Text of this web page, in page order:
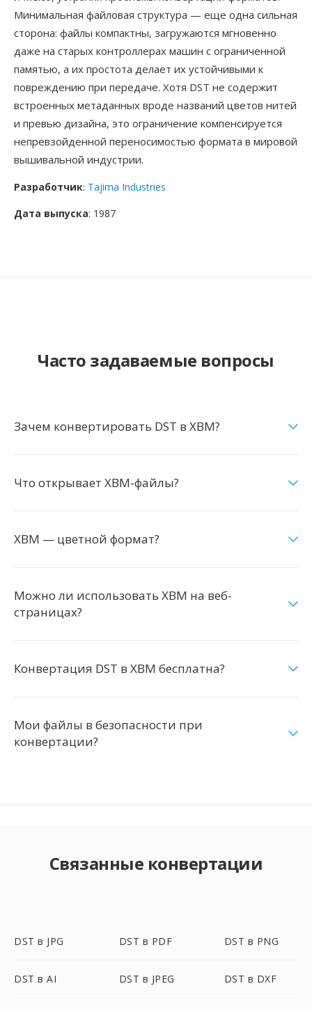
Минимальная файловая структура — еще одна сильная
сторона: файлы компактны, загружаются мгновенно
даже на старых контроллерах машин с ограниченной
памятью, а их простота делает их устойчивыми к
повреждению при передаче. Хотя DST не содержит
встроенных метаданных вроде названий цветов нитей
и превью дизайна, это ограничение компенсируется
непревзойденной переносимостью формата в мировой
вышивальной индустрии.
Разработчик: Tajima Industries
Дата выпуска: 1987
Часто задаваемые вопросы
Зачем конвертировать DST в XBM?
Что открывает XBM-файлы?
XBM — цветной формат?
Можно ли использовать XBM на веб-
страницах?
Конвертация DST в XBM бесплатна?
Мои файлы в безопасности при
конвертации?
Связанные конвертации
DST в JPG DST в PDF DST в PNG
DST в AI DST в JPEG DST в DXF